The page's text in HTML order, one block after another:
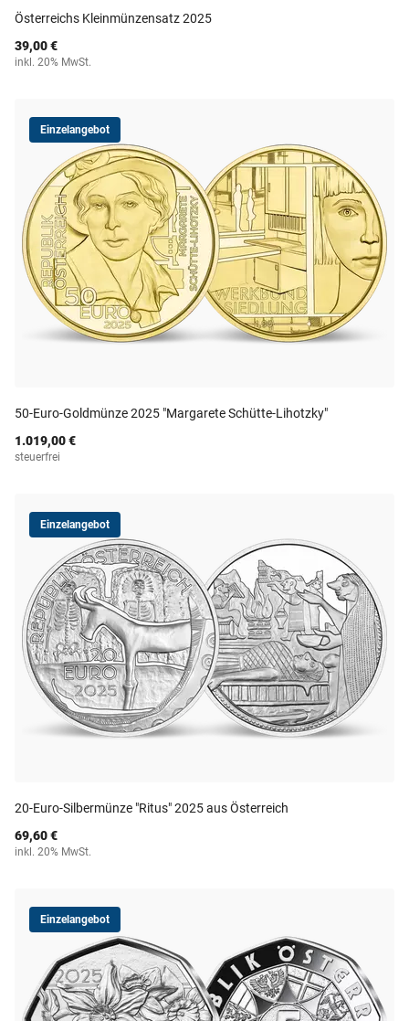
Österreichs Kleinmünzensatz 2025
39,00 €
inkl. 20% MwSt.
Einzelangebot
50-Euro-Goldmünze 2025 "Margarete Schütte-Lihotzky"
1.019,00 €
steuerfrei
Einzelangebot
20-Euro-Silbermünze "Ritus" 2025 aus Österreich
69,60 €
inkl. 20% MwSt.
Einzelangebot